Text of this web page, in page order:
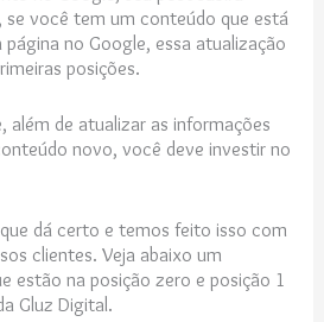
se você tem um conteúdo que está
no Google, essa atualização
posições.
além de atualizar as informações
novo, você deve investir no
dá certo e temos feito isso com
clientes. Veja abaixo um
estão na posição zero e posição 1
Gluz Digital.